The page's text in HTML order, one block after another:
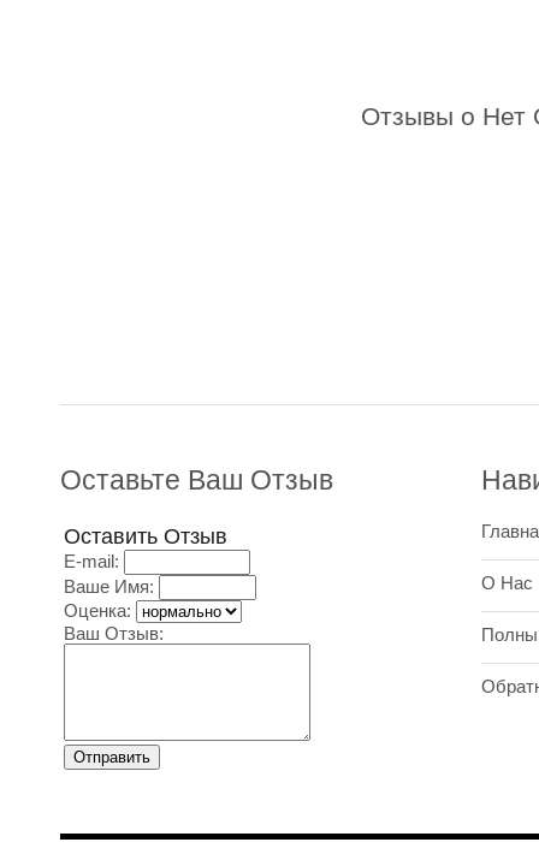
Отзывы о Нет
Оставьте Ваш Отзыв
Оставить Отзыв
E-mail:
Ваше Имя:
Оценка:
Ваш Отзыв:
О Нас